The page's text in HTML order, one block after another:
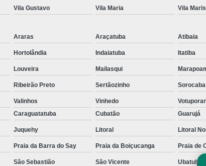
Kit Acelerador e Freio Manual 90
Kit Acelerador e Freio Manual
Kit Acelerador e Freio Manual
Kit Acelerador e Freio Manual Adaptação
Kit Acelerador e Freio Manual
Kit Acelerador e Freio Manual Adaptação Pcd
Kit
Kit Acelerador e Freio Manual
Kit Acelerador e Freio Manual para
Vila Gustavo Vila Maria Vila
Araras Araçatuba Atibaia
Hortolândia Indaiatuba Itatiba
Louveira Mailasqui
Ribeirão Preto Sertãozinho Sorocaba
Valinhos Vinhedo
Caraguatatuba Cubatão Guarujá
Juquehy Litoral Litoral
Praia da Barra do Say Praia da Boiçucanga Praia de
São Sebastião São Vicente Ubatuba